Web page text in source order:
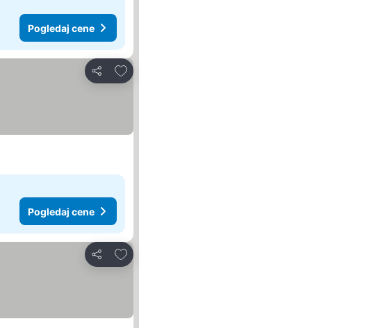
Pogledaj cene
Deli
Dodati u favorite
Pogledaj cene
Deli
Dodati u favorite